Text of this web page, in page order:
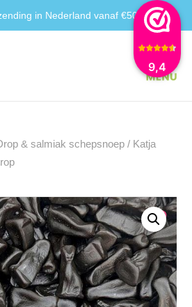
9,4
in Nederland vanaf €50
& salmiak schepsnoep / Katja